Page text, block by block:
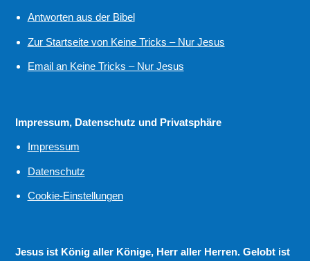
Antworten aus der Bibel
Zur Startseite von Keine Tricks – Nur Jesus
Email an Keine Tricks – Nur Jesus
Impressum, Datenschutz und Privatsphäre
Impressum
Datenschutz
Cookie-Einstellungen
Jesus ist König aller Könige, Herr aller Herren. Gelobt ist